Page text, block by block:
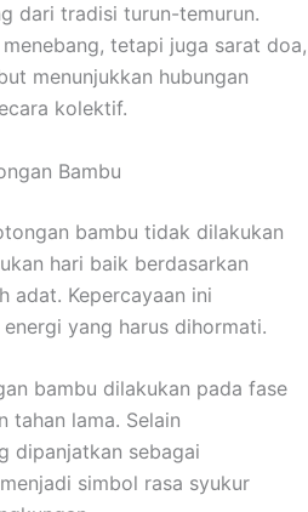
dari tradisi turun-temurun.
tetapi juga sarat doa,
menunjukkan hubungan
kolektif.
Bambu
bambu tidak dilakukan
hari baik berdasarkan
adat. Kepercayaan ini
yang harus dihormati.
bambu dilakukan pada fase
tahan lama. Selain
dipanjatkan sebagai
simbol rasa syukur